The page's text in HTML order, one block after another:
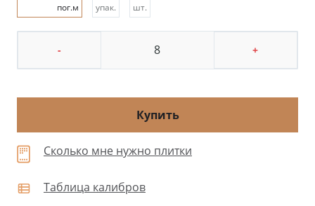
пог.м упак. шт.
- +
Купить
Сколько мне нужно плитки
Таблица калибров